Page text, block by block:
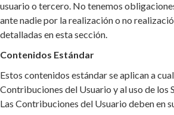
usuario o tercero. No tenemos
ante nadie por la realización o no
detalladas en esta sección.
Contenidos Estándar
Estos contenidos estándar se aplican a
Contribuciones del Usuario y al uso de los
Las Contribuciones del Usuario deben en